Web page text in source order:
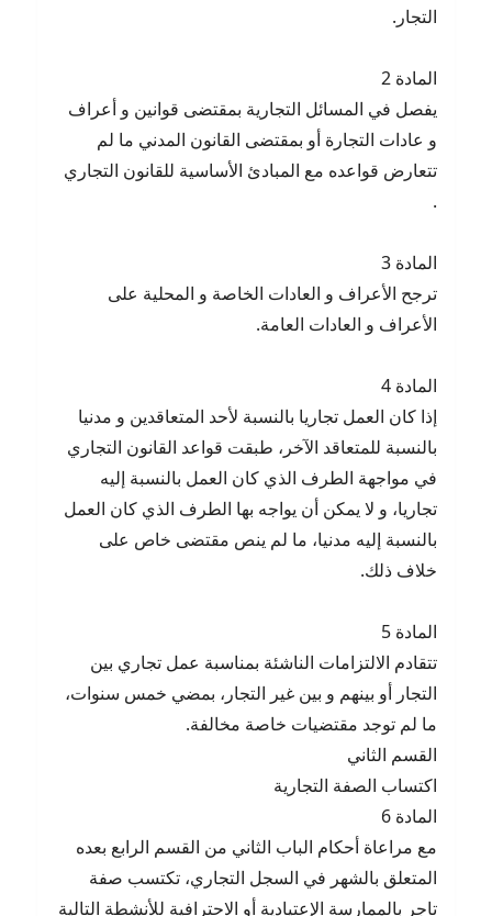
التجار.
المادة 2
يفصل في المسائل التجارية بمقتضى قوانين و أعراف
و عادات التجارة أو بمقتضى القانون المدني ما لم
تتعارض قواعده مع المبادئ الأساسية للقانون التجاري
.
المادة 3
ترجح الأعراف و العادات الخاصة و المحلية على
الأعراف و العادات العامة.
المادة 4
إذا كان العمل تجاريا بالنسبة لأحد المتعاقدين و مدنيا
بالنسبة للمتعاقد الآخر، طبقت قواعد القانون التجاري
في مواجهة الطرف الذي كان العمل بالنسبة إليه
تجاريا، و لا يمكن أن يواجه بها الطرف الذي كان العمل
بالنسبة إليه مدنيا، ما لم ينص مقتضى خاص على
خلاف ذلك.
المادة 5
تتقادم الالتزامات الناشئة بمناسبة عمل تجاري بين
التجار أو بينهم و بين غير التجار، بمضي خمس سنوات،
ما لم توجد مقتضيات خاصة مخالفة.
القسم الثاني
اكتساب الصفة التجارية
المادة 6
مع مراعاة أحكام الباب الثاني من القسم الرابع بعده
المتعلق بالشهر في السجل التجاري، تكتسب صفة
تاجر بالممارسة الإعتيادية أو الاحترافية للأنشطة التالية